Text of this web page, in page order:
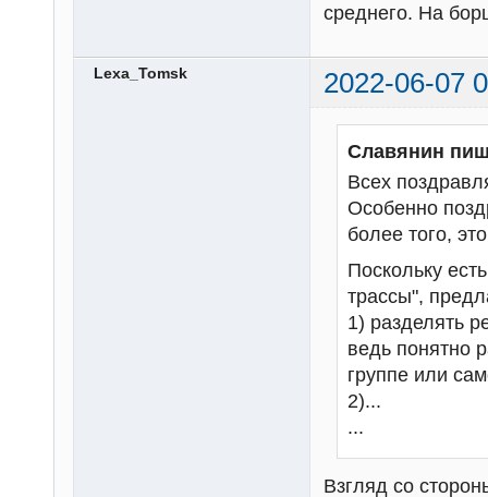
среднего. На
Lexa_Tomsk 2022-06-07
Славянин
Всех
Особенно
более того,
Поскольку
трассы",
1) разделять
ведь понятно
группе или
2)...
...
Взгляд со